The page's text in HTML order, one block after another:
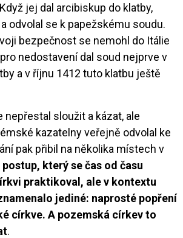
jej dal arcibiskup do klatby,
odvolal se k papežskému soudu.
bezpečnost se nemohl do Itálie
nedostavení dal soud nejprve v
a v říjnu 1412 tuto klatbu ještě
nepřestal sloužit a kázat, ale
kazatelny veřejně odvolal ke
pak přibil na několika místech v
postup, který se čas od času
praktikoval, ale v kontextu
jediné: naprosté popření
církve. A pozemská církev to
.